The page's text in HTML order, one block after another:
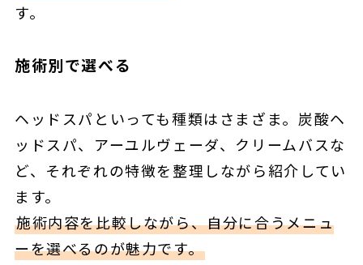
す。
施術別で選べる
ヘッドスパといっても種類はさまざま。炭酸ヘ
ッドスパ、アーユルヴェーダ、クリームバスな
ど、それぞれの特徴を整理しながら紹介してい
ます。
施術内容を比較しながら、自分に合うメニュ
ーを選べるのが魅力です。